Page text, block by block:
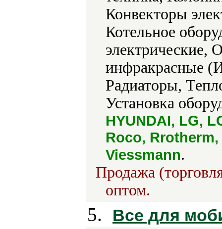
Конвекторы
Котельное
электрические,
инфракрасные
Радиаторы,
Установка
HYUNDAI, LG,
Roco,
Viessmann.
Продажа
оптом.
5. Все для